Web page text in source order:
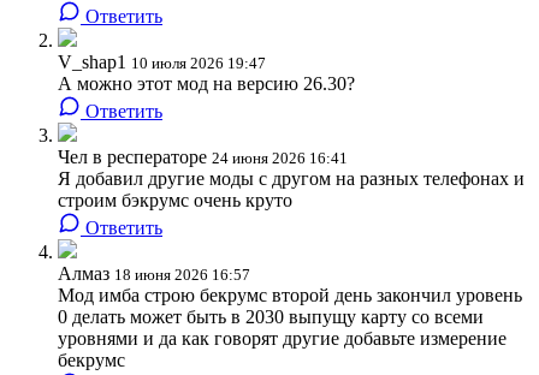
Ответить
V_shap1 10 июля 2026 19:47
А можно этот мод на версию 26.30?
Ответить
Чел в респераторе 24 июня 2026 16:41
Я добавил другие моды с другом на разных телефонах и
строим бэкрумс очень круто
Ответить
Алмаз 18 июня 2026 16:57
Мод имба строю бекрумс второй день закончил уровень
0 делать может быть в 2030 выпущу карту со всеми
уровнями и да как говорят другие добавьте измерение
бекрумс